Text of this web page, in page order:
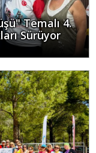
Temalı 4.
Sürüyor